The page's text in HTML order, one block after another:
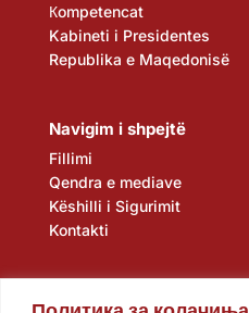
Кompetencat
Kabineti i Presidentes
Republika e Maqedonisë
Navigim i shpejtë
Fillimi
Qendra e mediave
Këshilli i Sigurimit
Kontakti